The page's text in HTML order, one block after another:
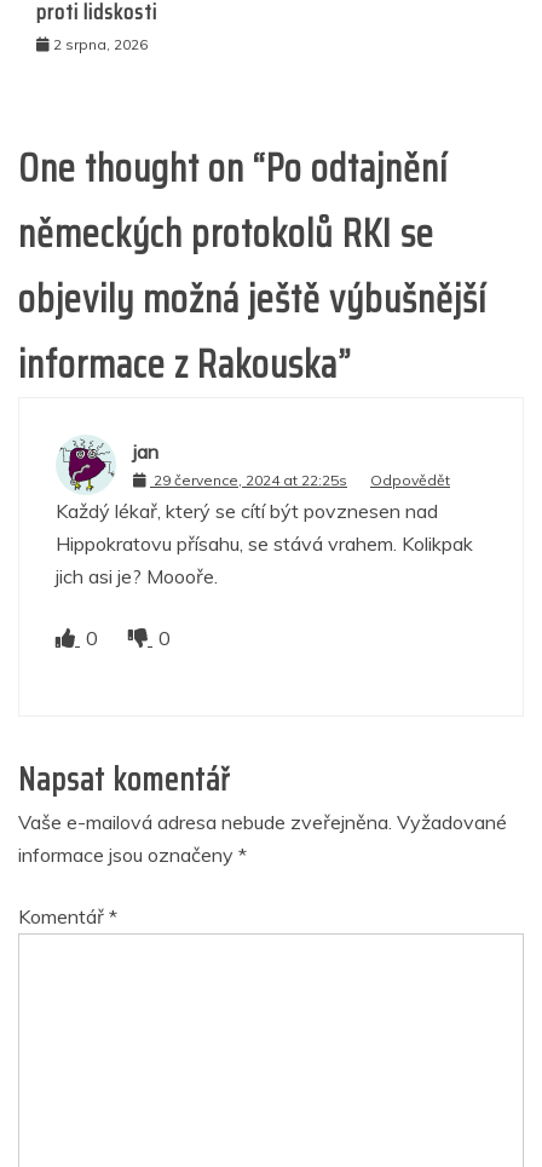
proti lidskosti
2 srpna, 2026
One thought on “Po odtajnění
německých protokolů RKI se
objevily možná ještě výbušnější
informace z Rakouska”
jan
29 července, 2024 at 22:25s Odpovědět
Každý lékař, který se cítí být povznesen nad
Hippokratovu přísahu, se stává vrahem. Kolikpak
jich asi je? Moooře.
0 0
Napsat komentář
Vaše e-mailová adresa nebude zveřejněna. Vyžadované
informace jsou označeny *
Komentář *